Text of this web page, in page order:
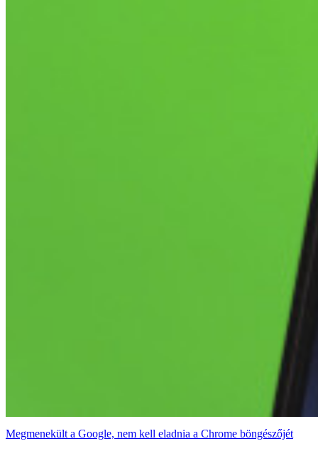
Megmenekült a Google, nem kell eladnia a Chrome böngészőjét